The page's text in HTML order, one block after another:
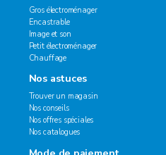
Gros électroménager
Encastrable
Image et son
Petit électroménager
Chauffage
Nos astuces
Trouver un magasin
Nos conseils
Nos offres spéciales
Nos catalogues